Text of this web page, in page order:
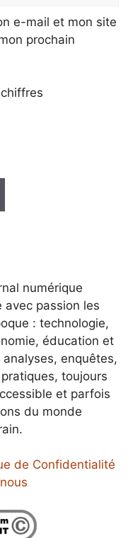
e-mail et mon site
prochain
numérique
avec passion les
: technologie,
éducation et
enquêtes,
toujours
et parfois
du monde
de Confidentialité